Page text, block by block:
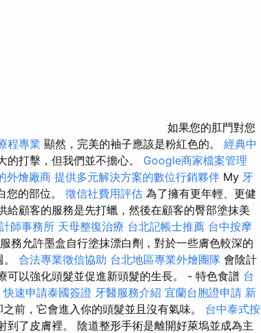
如果您的肛門對您
程專業 顯然，完美的袖子應該是粉紅色的。 經典中
的打擊，但我們並不擔心。 Google商家檔案管理
外燴廠商 提供多元解決方案的數位行銷夥伴 My 牙
您的部位。 徵信社費用評估 為了擁有更年輕、更健
顧客的服務是先打蠟，然後在顧客的臀部塗抹美
師事務所 天母整復治療 台北記帳士推薦 台中按摩
務允許墨盒自行塗抹漂白劑，對於一些膚色較深的
合法專業徵信協助 台北地區專業外燴團隊 會陰計
可以強化頭髮並促進新頭髮的生長。 - 特色食譜 台
快速申請泰國簽證 牙醫服務介紹 宜蘭台胞證申請 新
前，它會進入你的頭髮並且沒有氣味。 台中泰式按
到了皮膚裡。 陰道整形手術是離開好萊塢並成為主